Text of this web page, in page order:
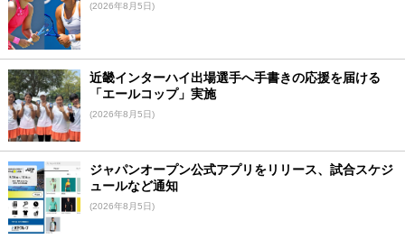
(2026年8月5日)
近畿インターハイ出場選手へ手書きの応援を届ける
「エールコップ」実施
(2026年8月5日)
ジャパンオープン公式アプリをリリース、試合スケジ
ュールなど通知
(2026年8月5日)